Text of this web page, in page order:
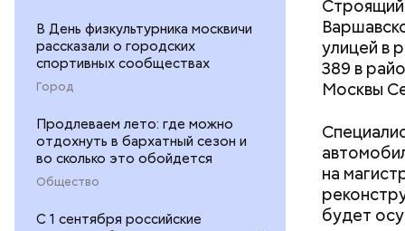
В День физкультурника москвичи
рассказали о городских
спортивных сообществах
Город
Продлеваем лето: где можно
отдохнуть в бархатный сезон и
во сколько это обойдется
Общество
С 1 сентября российские
улицей в
389 в
Москвы
на
будет
заказы